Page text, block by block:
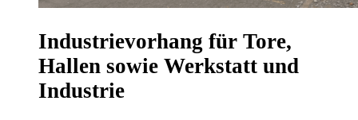
Industrievorhang für Tore,
Hallen sowie Werkstatt und
Industrie